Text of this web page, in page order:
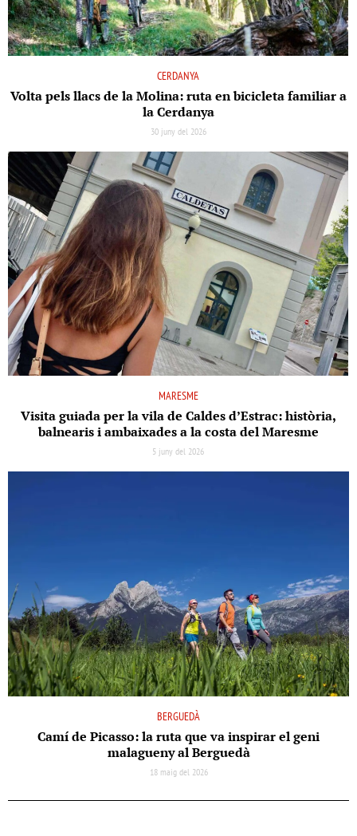
CERDANYA
Volta pels llacs de la Molina: ruta en bicicleta familiar a
la Cerdanya
30 juny del 2026
MARESME
Visita guiada per la vila de Caldes d’Estrac: història,
balnearis i ambaixades a la costa del Maresme
5 juny del 2026
BERGUEDÀ
Camí de Picasso: la ruta que va inspirar el geni
malagueny al Berguedà
18 maig del 2026